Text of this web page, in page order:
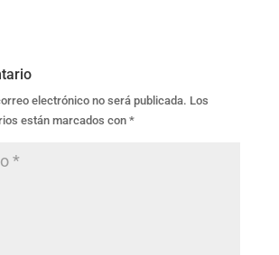
electrónico no será publicada. Los
están marcados con*